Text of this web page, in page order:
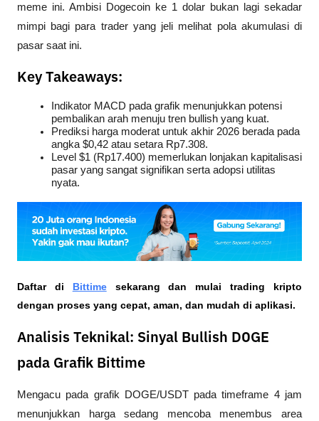
meme ini. Ambisi Dogecoin ke 1 dolar bukan lagi sekadar
mimpi bagi para trader yang jeli melihat pola akumulasi di
pasar saat ini.
Key Takeaways:
Indikator MACD pada grafik menunjukkan potensi
pembalikan arah menuju tren bullish yang kuat.
Prediksi harga moderat untuk akhir 2026 berada pada
angka $0,42 atau setara Rp7.308.
Level $1 (Rp17.400) memerlukan lonjakan kapitalisasi
pasar yang sangat signifikan serta adopsi utilitas
nyata.
Daftar di Bittime sekarang dan mulai trading kripto
dengan proses yang cepat, aman, dan mudah di aplikasi.
Analisis Teknikal: Sinyal Bullish DOGE
pada Grafik Bittime
Mengacu pada grafik DOGE/USDT pada timeframe 4 jam
menunjukkan harga sedang mencoba menembus area